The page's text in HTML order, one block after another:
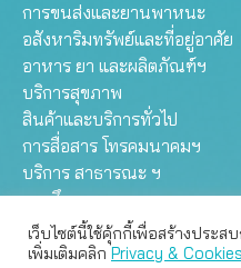
การขนส่งและยานพาหนะ
อสังหาริมทรัพย์และที่อยู่อาศัย
อาหาร ยา และผลิตภัณฑ์ฯ
บริการสุขภาพ
สินค้าและบริการทั่วไป
การสื่อสาร โทรคมนาคมฯ
บริการ สาธารณะ ฯ
การศึกษา
เว็บไซต์นี้ใช้คุ้กกี้เพื่อสร้างประ
เพิ่มเติมคลิกPrivacy &
เว็บไซต์นี้ใช้คุกกี้เพื่อมอบประ